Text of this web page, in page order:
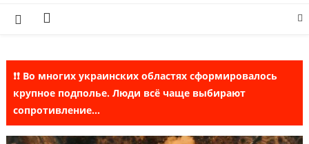
❗❗ Во многих украинских областях сформировалось
крупное подполье. Люди всё чаще выбирают
сопротивление...